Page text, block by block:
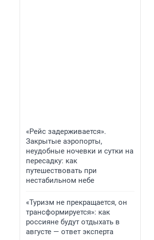
«Рейс задерживается».
Закрытые аэропорты,
неудобные ночевки и сутки на
пересадку: как
путешествовать при
нестабильном небе
«Туризм не прекращается, он
трансформируется»: как
россияне будут отдыхать в
августе — ответ эксперта